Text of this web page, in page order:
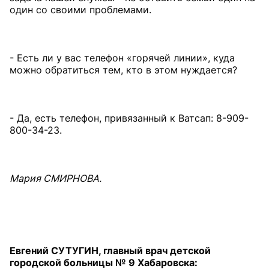
один со своими проблемами.
- Есть ли у вас телефон «горячей линии», куда
можно обратиться тем, кто в этом нуждается?
- Да, есть телефон, привязанный к Ватсап: 8-909-
800-34-23.
Мария СМИРНОВА.
Евгений СУТУГИН, главный врач детской
городской больницы № 9 Хабаровска: